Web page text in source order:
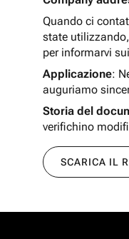
Quando ci
state
per informarvi
Applicazione:
auguriamo
Storia del
verifichino
SCARICA IL